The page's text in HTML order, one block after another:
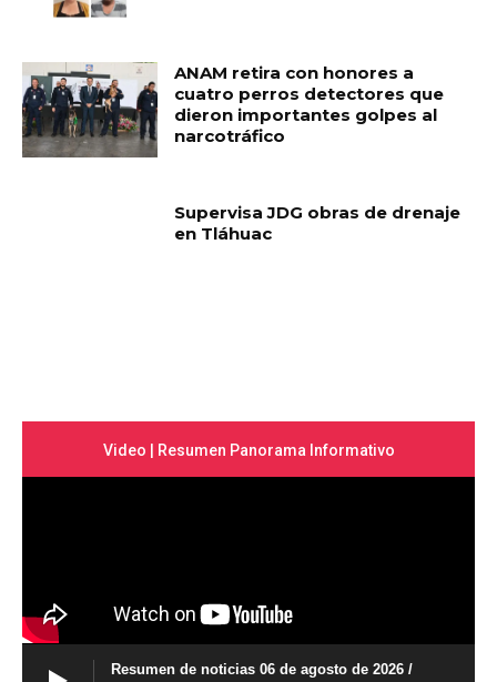
ANAM retira con honores a
cuatro perros detectores que
dieron importantes golpes al
narcotráfico
Supervisa JDG obras de drenaje
en Tláhuac
Video | Resumen Panorama Informativo
Resumen de noticias 06 de agosto de 2026 /